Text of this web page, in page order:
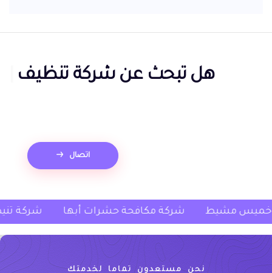
هل تبحث عنشركة مكافحة
اتصال
غسيل كنب خميس مشيط شركة مكافحة حشرات
نحن مستعدون تماما لخدمتك